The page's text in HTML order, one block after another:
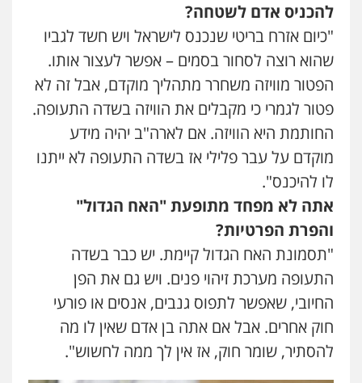
להכניס אדם לשטחה?
"כיום אזרח בריטי שנכנס לישראל ויש חשד לגביו
שהוא רוצה לסחור בסמים – אפשר לעצור אותו.
הפטור מוויזה משחרר מתהליך מוקדם, אבל זה לא
פטור לגמרי כי מקבלים את הוויזה בשדה התעופה.
החותמת היא הוויזה. אם לארה"ב יהיה מידע
מוקדם על עבר פלילי אז בשדה התעופה לא ייתנו
לו להיכנס".
אתה לא מפחד מתופעת "האח הגדול"
והפרת הפרטיות?
"תסמונת האח הגדול קיימת. יש כבר בשדה
התעופה מערכת זיהוי פנים. ויש גם את הפן
החיובי, שאפשר לתפוס גנבים, אנסים או פורעי
חוק אחרים. אבל אם אתה בן אדם שאין לו מה
להסתיר, שומר חוק, אז אין לך ממה לחשוש".